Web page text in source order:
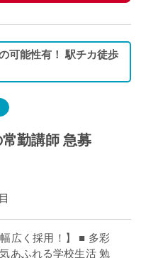
可能性有！ 駅チカ徒歩
勤講師 急募
広く採用！】 ■ 多彩
あふれる学校生活 勉